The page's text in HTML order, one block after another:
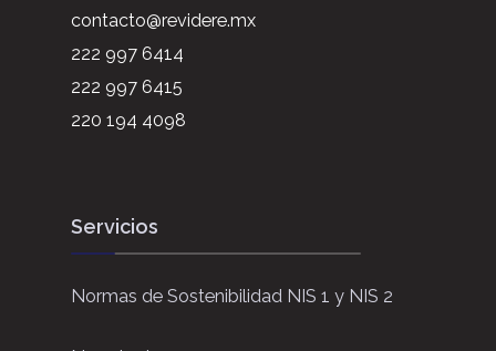
contacto@revidere.mx
222 997 6414
222 997 6415
220 194 4098
Servicios
Normas de Sostenibilidad NIS 1 y NIS 2